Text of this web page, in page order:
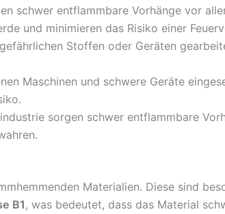
schwer entflammbare Vorhänge vor
und minimieren das Risiko einer
Stoffen oder Geräten
Maschinen und schwere Geräte
sorgen schwer entflammbare
Materialien. Diese sind
B1 , was bedeutet, dass das Material